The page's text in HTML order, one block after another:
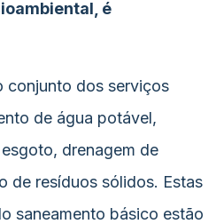
é
conjunto dos serviços
de água potável,
drenagem de
de resíduos sólidos. Estas
saneamento básico estão